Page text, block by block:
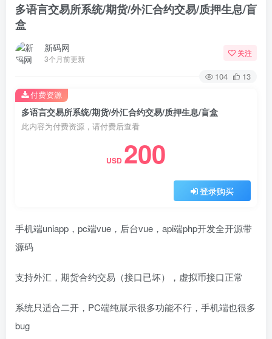
多语言交易所系统/期货/外汇合约交易/质押生息/盲
盒
新码网
3个月前更新
关注
104 13
多语言交易所系统/期货/外汇合约交易/质押生息/盲盒
此内容为付费资源，请付费后查看
USD 200
登录购买
付费资源
手机端uniapp，pc端vue，后台vue，api端php开发全开源带
源码
支持外汇，期货合约交易（接口已坏），虚拟币接口正常
系统只适合二开，PC端纯展示很多功能不行，手机端也很多
bug